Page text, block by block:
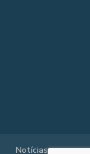
Notícias